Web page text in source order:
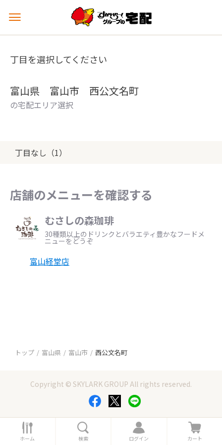
メ
ュ
を
丁目を選択してください
富山県 富山市 西公文名町
の宅配エリア選択
丁目なし（1）
店舗のメニューを確認する
むさしの森珈琲
30種類以上のドリンクとバラエティ豊かなフードメ
ニューをどうぞ
富山経堂店
トップ 富山県 富山市 西公文名町
Copyright © SKYLARK GROUP All rights reserved.
ホ
ー
ホーム 索
検索
ロ
グ
ログイン
カ
ー
カート